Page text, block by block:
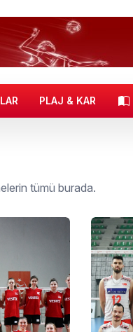
PLAJ & KAR
tümü burada.